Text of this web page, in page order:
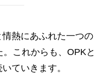
熱にあふれた一つの
。これからも、OPKと
ていきます。